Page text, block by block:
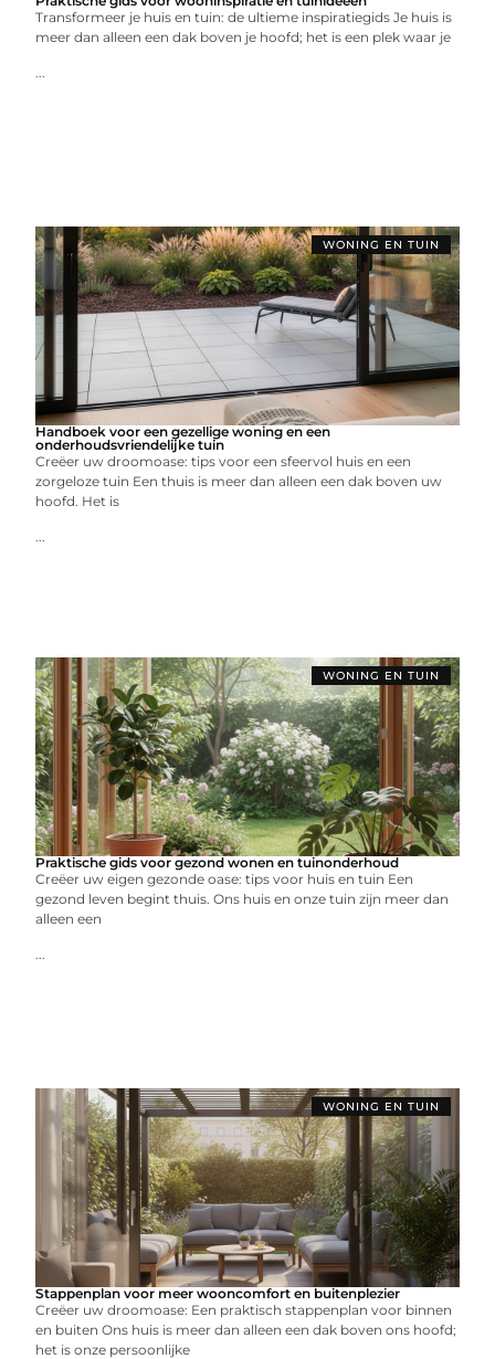
Transformeer je huis en tuin: de ultieme inspiratiegids Je huis is
meer dan alleen een dak boven je hoofd; het is een plek waar je
...
WONING EN TUIN
Handboek voor een gezellige woning en een
onderhoudsvriendelijke tuin
Creëer uw droomoase: tips voor een sfeervol huis en een
zorgeloze tuin Een thuis is meer dan alleen een dak boven uw
hoofd. Het is
...
WONING EN TUIN
Praktische gids voor gezond wonen en tuinonderhoud
Creëer uw eigen gezonde oase: tips voor huis en tuin Een
gezond leven begint thuis. Ons huis en onze tuin zijn meer dan
alleen een
...
WONING EN TUIN
Stappenplan voor meer wooncomfort en buitenplezier
Creëer uw droomoase: Een praktisch stappenplan voor binnen
en buiten Ons huis is meer dan alleen een dak boven ons hoofd;
het is onze persoonlijke